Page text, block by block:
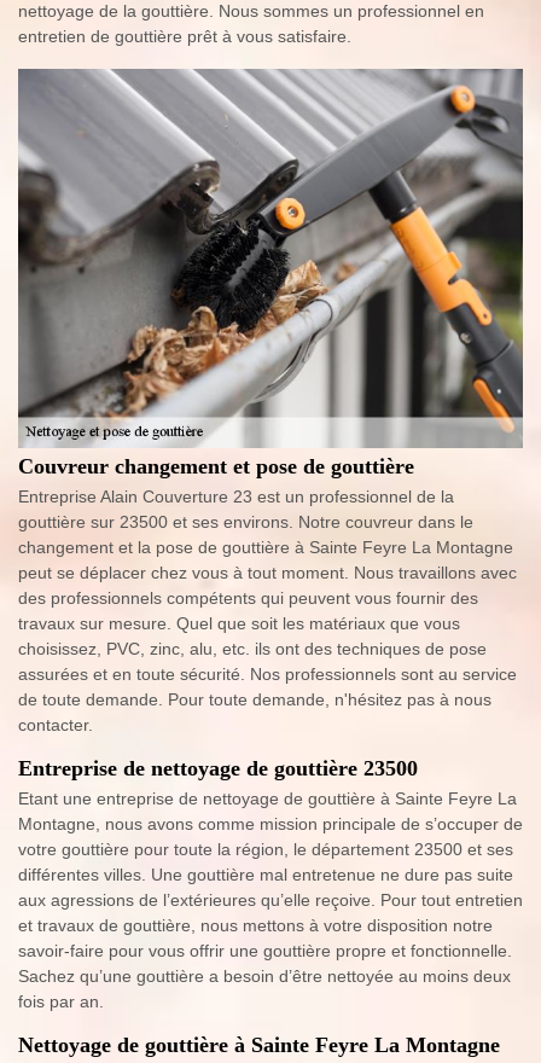
nettoyage de la gouttière. Nous sommes un professionnel en
entretien de gouttière prêt à vous satisfaire.
Couvreur changement et pose de gouttière
Entreprise Alain Couverture 23 est un professionnel de la
gouttière sur 23500 et ses environs. Notre couvreur dans le
changement et la pose de gouttière à Sainte Feyre La Montagne
peut se déplacer chez vous à tout moment. Nous travaillons avec
des professionnels compétents qui peuvent vous fournir des
travaux sur mesure. Quel que soit les matériaux que vous
choisissez, PVC, zinc, alu, etc. ils ont des techniques de pose
assurées et en toute sécurité. Nos professionnels sont au service
de toute demande. Pour toute demande, n'hésitez pas à nous
contacter.
Entreprise de nettoyage de gouttière 23500
Etant une entreprise de nettoyage de gouttière à Sainte Feyre La
Montagne, nous avons comme mission principale de s’occuper de
votre gouttière pour toute la région, le département 23500 et ses
différentes villes. Une gouttière mal entretenue ne dure pas suite
aux agressions de l’extérieures qu’elle reçoive. Pour tout entretien
et travaux de gouttière, nous mettons à votre disposition notre
savoir-faire pour vous offrir une gouttière propre et fonctionnelle.
Sachez qu’une gouttière a besoin d’être nettoyée au moins deux
fois par an.
Nettoyage de gouttière à Sainte Feyre La Montagne